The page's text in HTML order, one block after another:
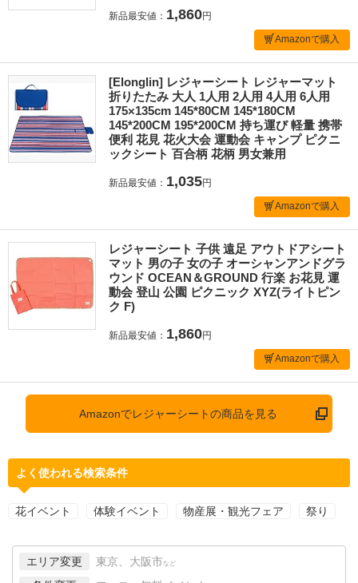
新品最安値： 1,860円
Amazonで購入
[Elonglin] レジャーシート レジャーマット
折りたたみ 大人 1人用 2人用 4人用 6人用
175×135cm 145*80CM 145*180CM
145*200CM 195*200CM 持ち運び 軽量 携帯
便利 花見 花火大会 運動会 キャンプ ピクニ
ックシート 百合柄 花柄 男女兼用
新品最安値： 1,035円
Amazonで購入
レジャーシート 子供 遠足 アウトドアシート
マット 男の子 女の子 オーシャンアンドグラ
ウンド OCEAN＆GROUND 行楽 お花見 運
動会 登山 公園 ピクニック XYZ(ライトピン
ク F)
新品最安値： 1,860円
Amazonで購入
Amazonでレジャーシートの商品を見る
よく使われる検索条件
花イベント 体験イベント 物産展・観光フェア 祭り
エリア変更 東京、大阪市 など